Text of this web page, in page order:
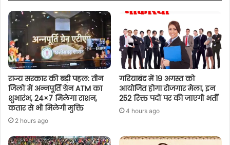
राज्य सरकार की बड़ी पहल: तीन
जिलों में अन्नपूर्ति ग्रेन ATM का
शुभारंभ, 24×7 मिलेगा राशन,
कतार से भी मिलेगी मुक्ति
2 hours ago
गरियाबंद में 19 अगस्त को
आयोजित होगा रोजगार मेला, इन
252 रिक्त पदों पर की जाएगी भर्ती
4 hours ago